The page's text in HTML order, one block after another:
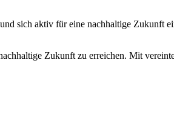
sich aktiv für eine nachhaltige Zukunft
Zukunft zu erreichen. Mit